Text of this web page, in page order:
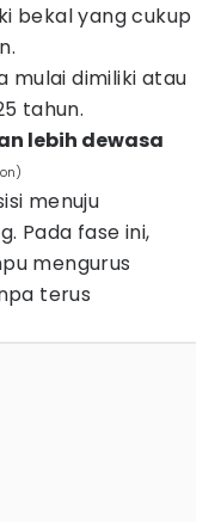
bekal yang cukup
mulai dimiliki atau
tahun.
lebih dewasa
menuju
Pada fase ini,
mengurus
terus